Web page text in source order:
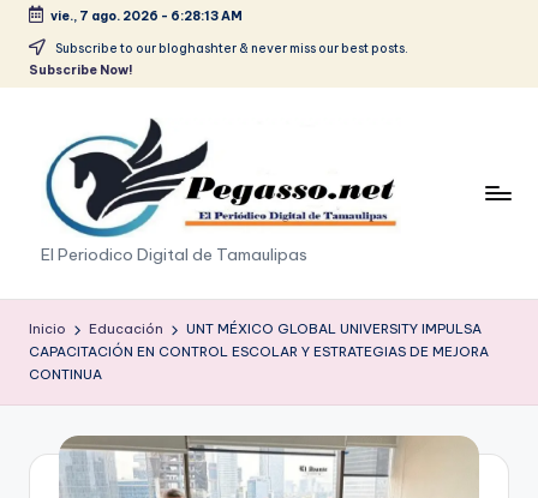
Saltar
vie., 7 ago. 2026 - 6:28:13 AM
Subscribe to our bloghashter & never miss our best posts.
Subscribe Now!
p
e
g
a
s
o
El Periodico Digital de Tamaulipas
Inicio Educación
UNT MÉXICO GLOBAL UNIVERSITY IMPULSA
CAPACITACIÓN EN CONTROL ESCOLAR Y ESTRATEGIAS DE MEJORA
CONTINUA